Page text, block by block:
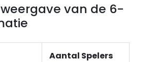
van de 6-
Aantal Spelers